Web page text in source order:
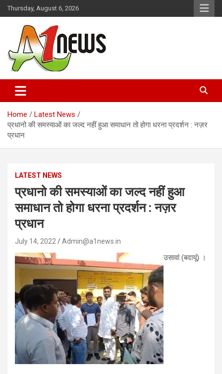
Skip
to
content
Thursday, August 6, 2026
A1news.in
Home
Latest News
प्रधानो की समस्याओं का जल्द नहीं हुआ समाधान तो होगा धरना प्रदर्शन : नज़र
प्रधान
LATEST NEWS
प्रधानो की समस्याओं का जल्द नहीं हुआ
समाधान तो होगा धरना प्रदर्शन : नज़र
प्रधान
July 14, 2022 Admin@a1news.in
उसावां (बदायूं) ।